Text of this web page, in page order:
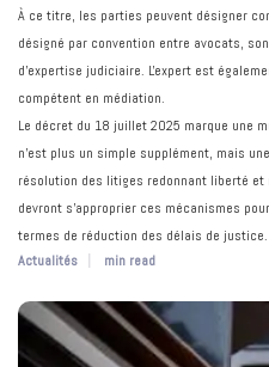
À ce titre, les parties peuvent désigner
désigné par convention entre avocats,
d'expertise judiciaire. L'expert est
compétent en médiation.
Le décret du 18 juillet 2025 marque une
n’est plus un simple supplément, mais
résolution des litiges redonnant liberté
devront s'approprier ces mécanismes
termes de réduction des délais de justice.
Actualités
min read